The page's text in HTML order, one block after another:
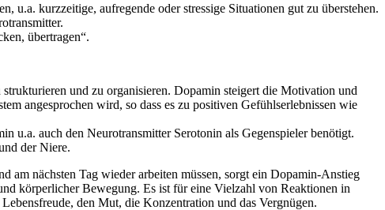
u.a. kurzzeitige, aufregende oder stressige Situationen gut zu überstehen.
übertragen“.
und zu organisieren. Dopamin steigert die Motivation und
angesprochen wird, so dass es zu positiven Gefühlserlebnissen wie
u.a. auch den Neurotransmitter Serotonin als Gegenspieler benötigt.
der Niere.
nächsten Tag wieder arbeiten müssen, sorgt ein Dopamin-Anstieg
körperlicher Bewegung. Es ist für eine Vielzahl von Reaktionen in
den Mut, die Konzentration und das Vergnügen.